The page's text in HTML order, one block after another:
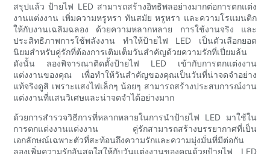
สรุปแล้ว ป้ายไฟ LED สามารถสร้างอิทธิพลอย่างมากต่อการตกแต่ง
งานแต่งงาน เพิ่มความหรูหรา ทันสมัย ​​หรูหรา และความโรแมนติก
ให้กับงานเฉลิมฉลอง ด้วยความหลากหลาย การใช้งานจริง และ
ประสิทธิภาพการใช้พลังงาน ทำให้ป้ายไฟ LED เป็นตัวเลือกยอด
นิยมสำหรับคู่รักที่ต้องการเติมเต็มวันสำคัญด้วยความรักที่เปี่ยมล้น
ดังนั้น ลองพิจารณาติดตั้งป้ายไฟ LED เข้ากับการตกแต่งงาน
แต่งงานของคุณ เพื่อทำให้วันสำคัญของคุณเป็นวันที่น่าจดจำอย่าง
แท้จริงดูสิ เพราะแสงไฟเล็กๆ น้อยๆ สามารถสร้างประสบการณ์งาน
แต่งงานที่แสนวิเศษและน่าจดจำได้อย่างมาก
ด้วยการสำรวจวิธีการที่หลากหลายในการนำป้ายไฟ LED มาใช้ใน
การตกแต่งงานแต่งงาน คู่รักสามารถสร้างบรรยากาศที่เป็น
เอกลักษณ์เฉพาะตัวที่สะท้อนถึงความรักและความมุ่งมั่นที่มีต่อกัน
ลองเพิ่มความรักอันสดใสให้กับวันแต่งงานของคุณด้วยป้ายไฟ LED